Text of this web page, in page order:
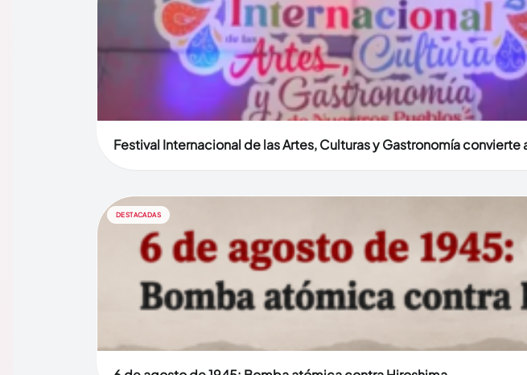
Festival Internacional de las Artes, Culturas y Gastronomía
DESTACADAS